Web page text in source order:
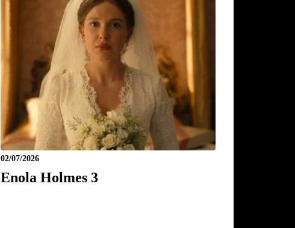
02/07/2026
Enola Holmes 3